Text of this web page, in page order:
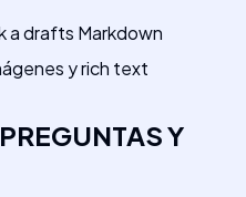
a drafts Markdown
y rich text
PREGUNTAS Y